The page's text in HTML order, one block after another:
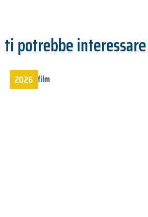
ti potrebbe
2026 film